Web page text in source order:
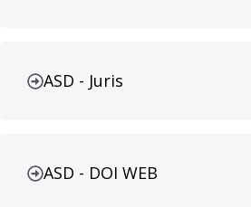
ASD - Juris
ASD - DOI WEB